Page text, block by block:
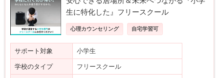
生に特化した』フリースクール
心理カウンセリング 自宅学習可
サポート対象 小学生
学校のタイプ フリースクール